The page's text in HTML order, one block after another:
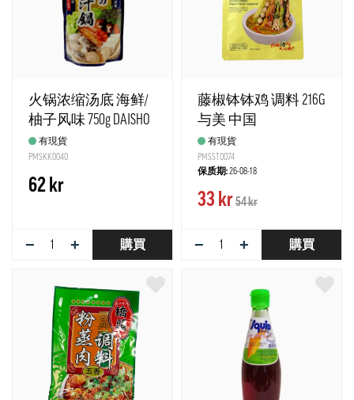
火锅浓缩汤底 海鲜/
柚子风味 750g DAISHO
日本有現貨
PMSKK0040
62 kr
− + 購買
藤椒钵钵鸡 调料 216G
与美 中国
有現貨
PMSST0074
保质期:26-08-18
33 kr54 kr
− + 購買